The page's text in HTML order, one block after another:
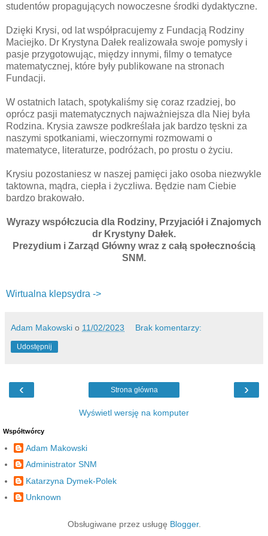
studentów propagujących nowoczesne środki dydaktyczne.
Dzięki Krysi, od lat współpracujemy z Fundacją Rodziny
Maciejko. Dr Krystyna Dałek realizowała swoje pomysły i
pasje przygotowując, między innymi, filmy o tematyce
matematycznej, które były publikowane na stronach
Fundacji.
W ostatnich latach, spotykaliśmy się coraz rzadziej, bo
oprócz pasji matematycznych najważniejsza dla Niej była
Rodzina. Krysia zawsze podkreślała jak bardzo tęskni za
naszymi spotkaniami, wieczornymi rozmowami o
matematyce, literaturze, podróżach, po prostu o życiu.
Krysiu pozostaniesz w naszej pamięci jako osoba niezwykle
taktowna, mądra, ciepła i życzliwa. Będzie nam Ciebie
bardzo brakowało.
Wyrazy współczucia dla Rodziny, Przyjaciół i Znajomych
dr Krystyny Dałek.
Prezydium i Zarząd Główny wraz z całą społecznością
SNM.
Wirtualna klepsydra ->
Adam Makowski o 11/02/2023 Brak komentarzy:
Udostępnij
‹ ›
Strona główna
Wyświetl wersję na komputer
Współtwórcy
Adam Makowski
Administrator SNM
Katarzyna Dymek-Polek
Unknown
Obsługiwane przez usługę Blogger.